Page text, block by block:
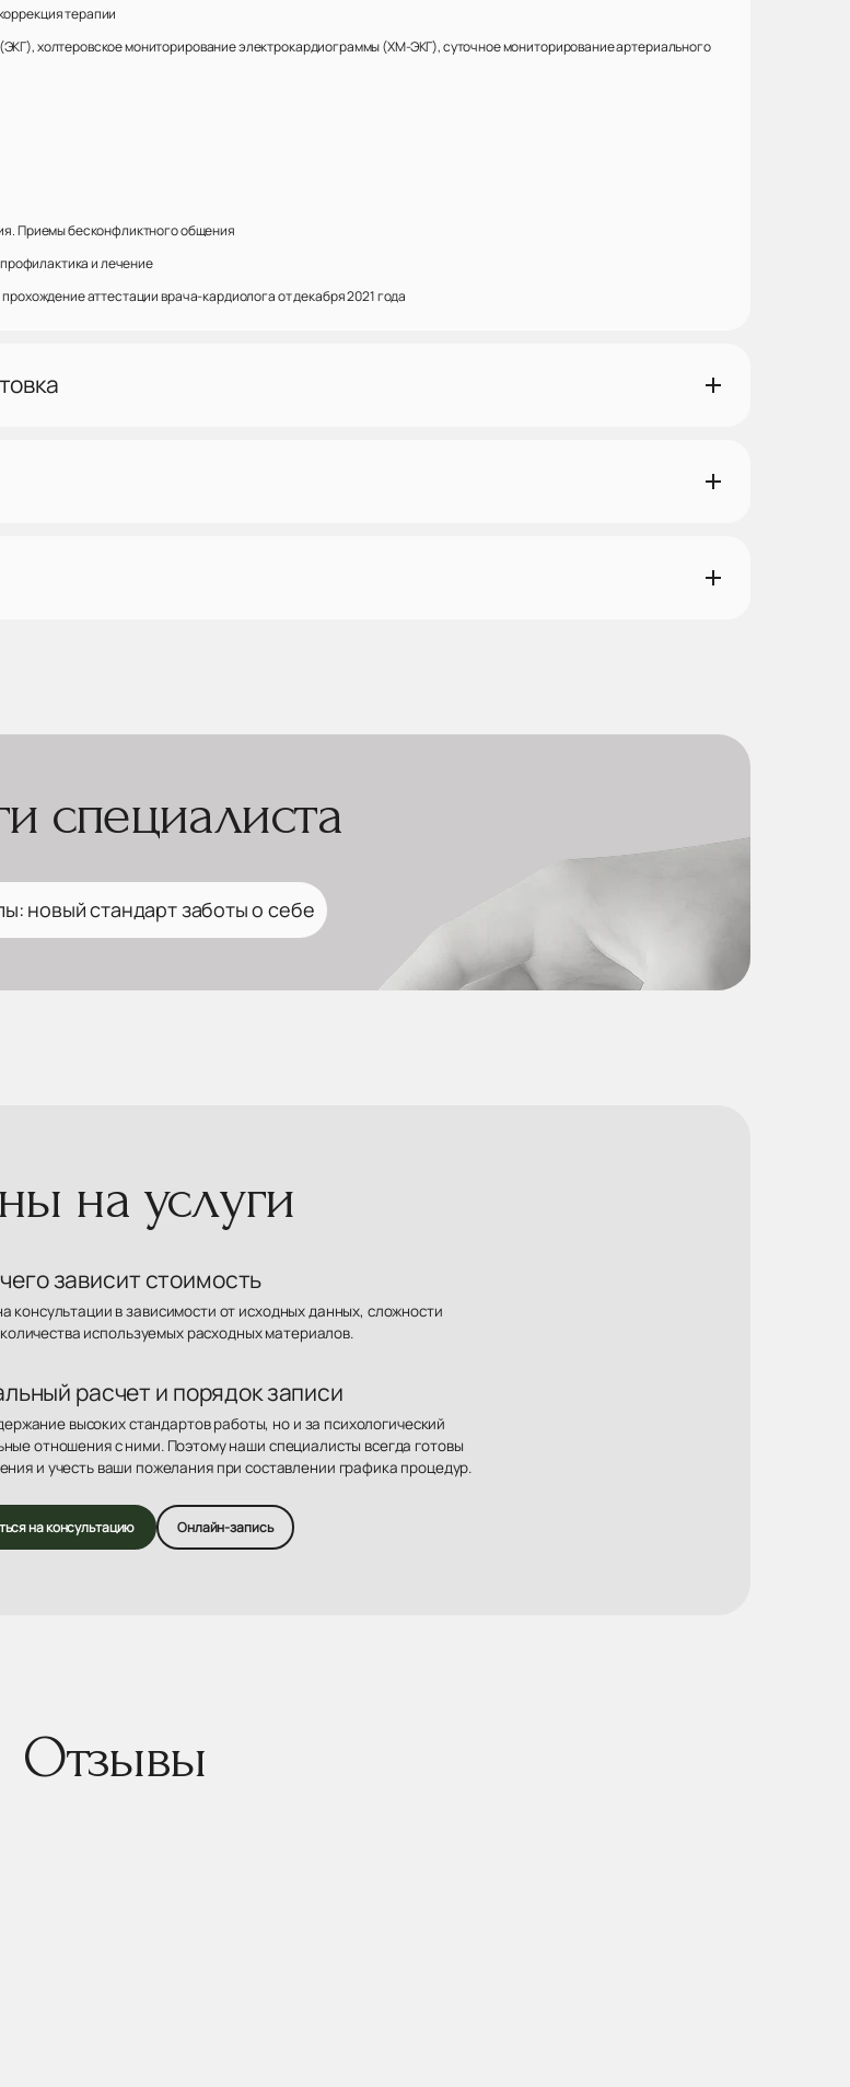
терапии
холтеровское мониторирование электрокардиограммы (ХМ-ЭКГ), суточное мониторирование артериального
Приемы бесконфликтного общения
и лечение
аттестации врача-кардиолога от декабря 2021 года
специалиста
новый стандарт заботы о себе
на услуги
зависит стоимость
консультации в зависимости от исходных данных, сложности
используемых расходных материалов.
расчет и порядок записи
высоких стандартов работы, но и за психологический
отношения с ними. Поэтому наши специалисты всегда готовы
и учесть ваши пожелания при составлении графика процедур.
на консультацию Онлайн-запись
Отзывы